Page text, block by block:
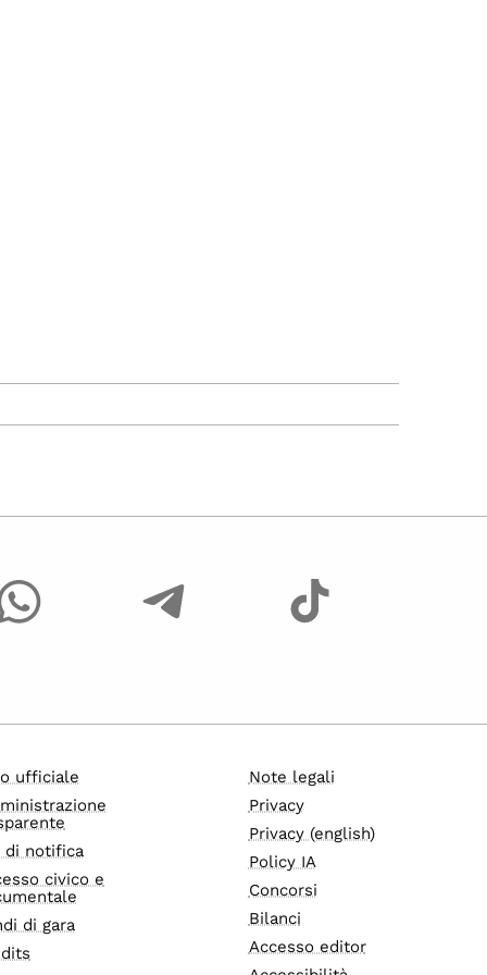
ufficiale
di notifica
civico e
di gara
Note legali
Privacy
Privacy (english)
Policy IA
Concorsi
Bilanci
Accesso editor